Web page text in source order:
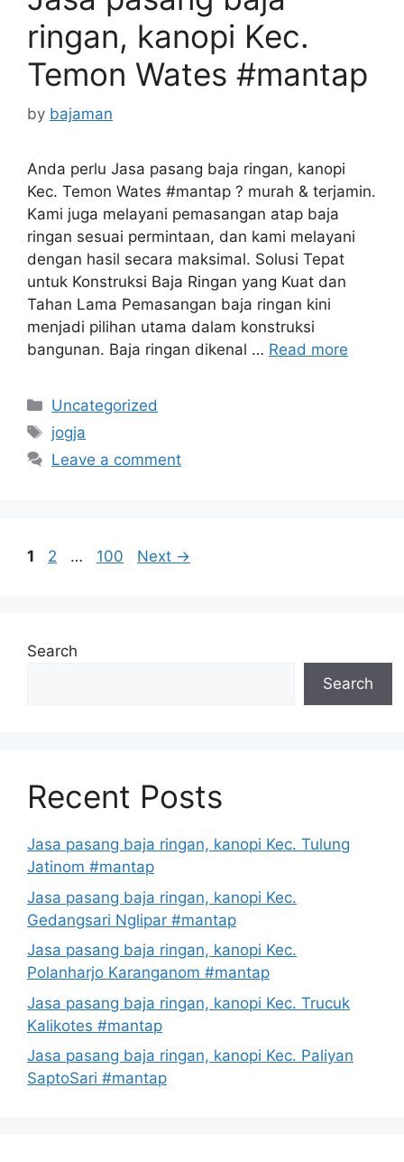
ringan, kanopi Kec.
Temon Wates #mantap
by bajaman
Anda perlu Jasa pasang baja ringan, kanopi
Kec. Temon Wates #mantap ? murah & terjamin.
Kami juga melayani pemasangan atap baja
ringan sesuai permintaan, dan kami melayani
dengan hasil secara maksimal. Solusi Tepat
untuk Konstruksi Baja Ringan yang Kuat dan
Tahan Lama Pemasangan baja ringan kini
menjadi pilihan utama dalam konstruksi
bangunan. Baja ringan dikenal … Read more
Categories
Uncategorized
Tags
jogja
Leave a comment
Page
1 Page
2 … Page
100 Next →
Search
Search
Recent Posts
Jasa pasang baja ringan, kanopi Kec. Tulung
Jatinom #mantap
Jasa pasang baja ringan, kanopi Kec.
Gedangsari Nglipar #mantap
Jasa pasang baja ringan, kanopi Kec.
Polanharjo Karanganom #mantap
Jasa pasang baja ringan, kanopi Kec. Trucuk
Kalikotes #mantap
Jasa pasang baja ringan, kanopi Kec. Paliyan
SaptoSari #mantap